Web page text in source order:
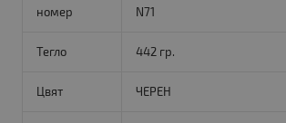
номер
N71
Тегло 442 гр.
Цвят ЧЕРЕН